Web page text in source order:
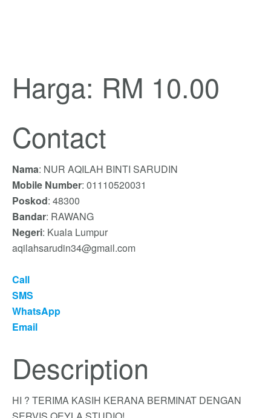
Harga: RM 10.00
Contact
Nama: NUR AQILAH BINTI SARUDIN
Mobile Number: 01110520031
Poskod: 48300
Bandar: RAWANG
Negeri: Kuala Lumpur
aqilahsarudin34@gmail.com
Call
SMS
WhatsApp
Email
Description
HI ? TERIMA KASIH KERANA BERMINAT DENGAN